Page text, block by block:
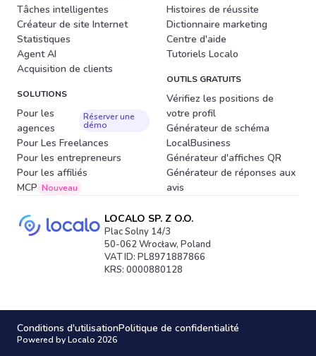
Tâches intelligentes
Créateur de site Internet
Statistiques
Agent AI
Acquisition de clients
SOLUTIONS
Pour les
agences
Réserver une
démo
Pour Les Freelances
Pour les entrepreneurs
Pour les affiliés
MCP Nouveau
Histoires de réussite
Dictionnaire marketing
Centre d'aide
Tutoriels Localo
OUTILS GRATUITS
Vérifiez les positions de
votre profil
Générateur de schéma
LocalBusiness
Générateur d'affiches QR
Générateur de réponses aux
avis
LOCALO SP. Z O.O.
Plac Solny 14/3
50-062 Wrocław, Poland
VAT ID: PL8971887866
KRS: 0000880128
Conditions d'utilisationPolitique de confidentialité
Powered by Localo 2026